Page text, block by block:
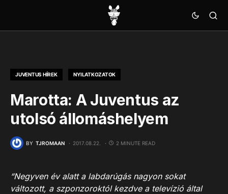
JUVENTUS HÍREK NYILATKOZATOK
Marotta: A Juventus az
utolsó állomáshelyem
BY TJROMAAN 2017.08.22. 2 MINUTE READ
“Negyven év alatt a labdarúgás nagyon sokat
változott, a szponzoroktól kezdve a televízió által